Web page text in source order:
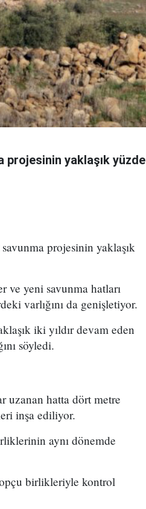
projesinin yaklaşık yüzde
projesinin yaklaşık
ve yeni savunma hatları
varlığını da genişletiyor.
iki yıldır devam eden
söyledi.
uzanan hatta dört metre
inşa ediliyor.
aynı dönemde
birlikleriyle kontrol